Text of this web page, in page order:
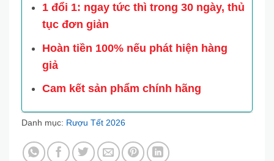
1 đổi 1: ngay tức thì trong 30 ngày, thủ
tục đơn giản
Hoàn tiền 100% nếu phát hiện hàng
giả
Cam kết sản phẩm chính hãng
Danh mục: Rượu Tết 2026